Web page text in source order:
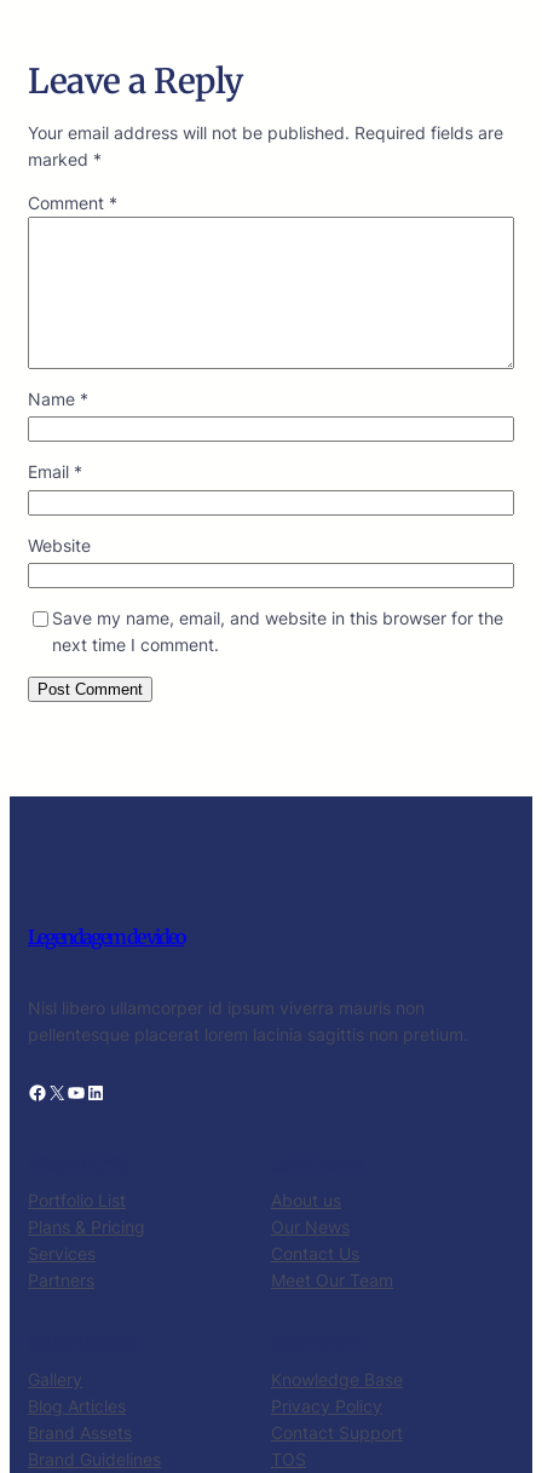
Leave a Reply
Your email address will not be published. Required fields are
marked *
Comment *
Name *
Email *
Website
Save my name, email, and website in this browser for the
next time I comment.
Legendagem de video
Nisl libero ullamcorper id ipsum viverra mauris non
pellentesque placerat lorem lacinia sagittis non pretium.
Facebook X YouTube LinkedIn
Portfolio List
Plans & Pricing
Services
Partners
About us
Our News
Contact Us
Meet Our Team
Gallery
Blog Articles
Brand Assets
Brand Guidelines
Knowledge Base
Privacy Policy
Contact Support
TOS